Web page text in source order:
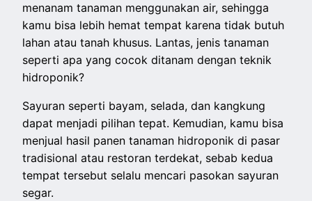
menanam tanaman menggunakan air, sehingga
kamu bisa lebih hemat tempat karena tidak butuh
lahan atau tanah khusus. Lantas, jenis tanaman
seperti apa yang cocok ditanam dengan teknik
hidroponik?
Sayuran seperti bayam, selada, dan kangkung
dapat menjadi pilihan tepat. Kemudian, kamu bisa
menjual hasil panen tanaman hidroponik di pasar
tradisional atau restoran terdekat, sebab kedua
tempat tersebut selalu mencari pasokan sayuran
segar.